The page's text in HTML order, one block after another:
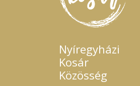
Nyíregyházi
Kosár
Közösség